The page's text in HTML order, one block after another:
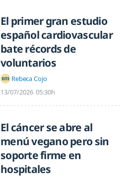
El primer gran estudio
español cardiovascular
bate récords de
voluntarios
Rebeca Cojo
13/07/2026 05:30h
El cáncer se abre al
menú vegano pero sin
soporte firme en
hospitales